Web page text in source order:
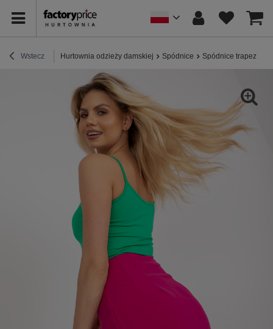
Wstecz Hurtownia odzieży damskiej Spódnice Spódnice trapezowe